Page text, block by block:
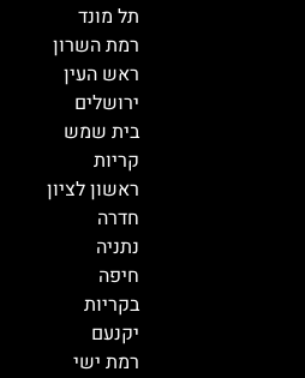
תל מונד
רמת השרון
ראש העין
ירושלים
בית שמש
קריות
ראשון לציון
חדרה
נתניה
חיפה
בקריות
יקנעם
רמת ישי